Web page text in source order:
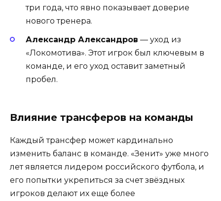
три года, что явно показывает доверие
нового тренера.
Александр Александров — уход из
«Локомотива». Этот игрок был ключевым в
команде, и его уход оставит заметный
пробел.
Влияние трансферов на команды
Каждый трансфер может кардинально
изменить баланс в команде. «Зенит» уже много
лет является лидером российского футбола, и
его попытки укрепиться за счет звёздных
игроков делают их еще более